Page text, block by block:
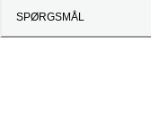
SPØRGSMÅL